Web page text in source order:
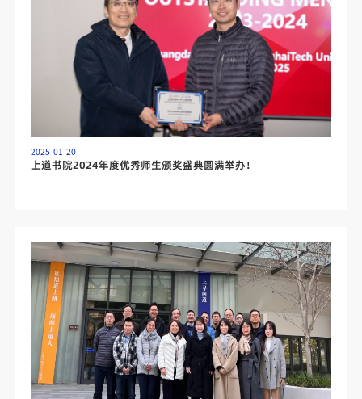
2025-01-20
上道书院2024年度优秀师生颁奖盛典圆满举办！